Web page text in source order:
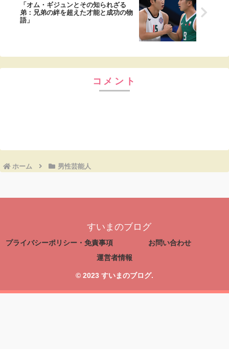
「オム・ギジュンとその知られざる
弟：兄弟の絆を超えた才能と成功の物
語」
コメント
ホーム 男性芸能人
すいまのブログ
プライバシーポリシー・免責事項
お問い合わせ
運営者情報
© 2023 すいまのブログ.